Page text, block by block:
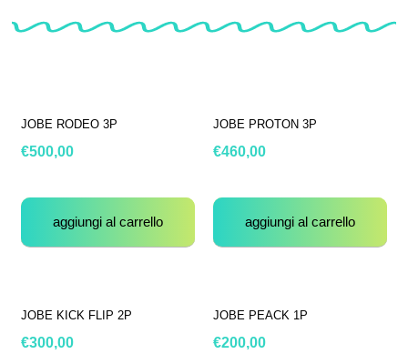
JOBE RODEO 3P
€500,00
aggiungi al carrello
JOBE PROTON 3P
€460,00
aggiungi al carrello
JOBE KICK FLIP 2P
€300,00
JOBE PEACK 1P
€200,00